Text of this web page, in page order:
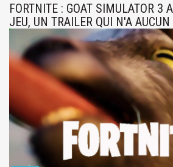
FORTNITE : GOAT SIMULATOR 3
JEU, UN TRAILER QUI N'A